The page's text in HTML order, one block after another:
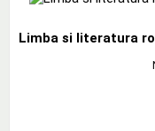
Limba si literatura